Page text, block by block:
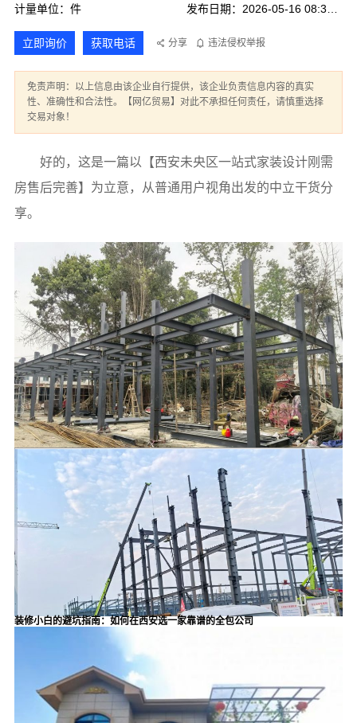
计量单位：件
立即询价 获取电话 分享 违法侵权举报
免责声明：以上信息由该企业自行提供，该企业负责信息内容的真实
性、准确性和合法性。【网亿贸易】对此不承担任何责任，请慎重选择
交易对象！
好的，这是一篇以【西安未央区一站式家装设计刚需
房售后完善】为立意，从普通用户视角出发的中立干货分
享。
装修小白的避坑指南：如何在西安选一家靠谱的全包公司